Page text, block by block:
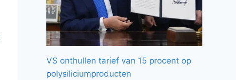
VS onthullen tarief van 15 procent op
polysiliciumproducten